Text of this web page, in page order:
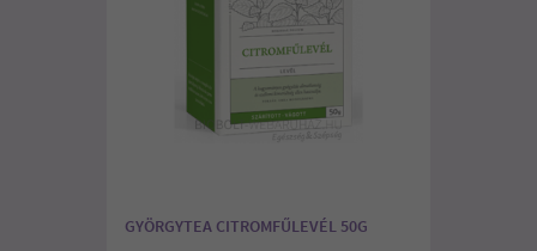
GYÖRGYTEA CITROMFŰLEVÉL 50G